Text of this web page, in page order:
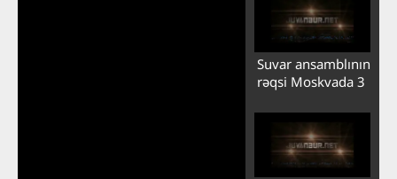
Suvar ansamblının
rəqsi Moskvada 3